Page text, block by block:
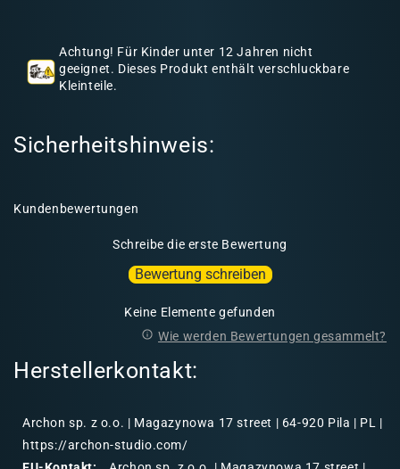
Achtung! Für Kinder unter 12 Jahren nicht
geeignet. Dieses Produkt enthält verschluckbare
Kleinteile.
Sicherheitshinweis:
Kundenbewertungen
Schreibe die erste Bewertung
Bewertung schreiben
Keine Elemente gefunden
Wie werden Bewertungen gesammelt?
Herstellerkontakt:
Archon sp. z o.o. | Magazynowa 17 street | 64-920 Pila | PL |
https://archon-studio.com/